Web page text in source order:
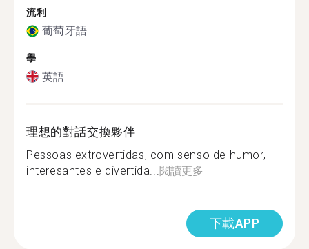
流利
葡萄牙語
學
英語
理想的對話交換夥伴
Pessoas extrovertidas, com senso de humor,
interesantes e divertida... 閱讀更多
下載APP